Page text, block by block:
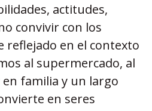
actitudes,
convivir con los
reflejado en el contexto
al supermercado, al
familia y un largo
en seres